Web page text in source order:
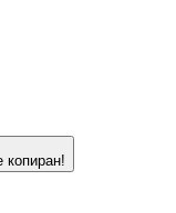
копиран!